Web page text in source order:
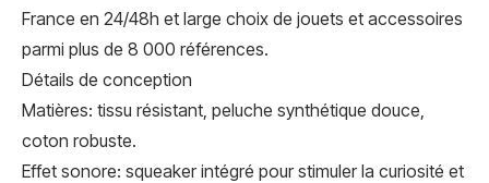
France en 24/48h et large choix de jouets et accessoires
parmi plus de 8 000 références.
Détails de conception
Matières: tissu résistant, peluche synthétique douce,
coton robuste.
Effet sonore: squeaker intégré pour stimuler la curiosité et